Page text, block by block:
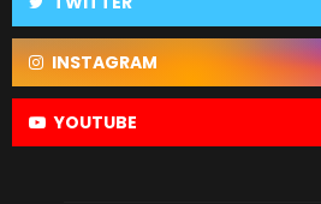
INSTAGRAM
YOUTUBE